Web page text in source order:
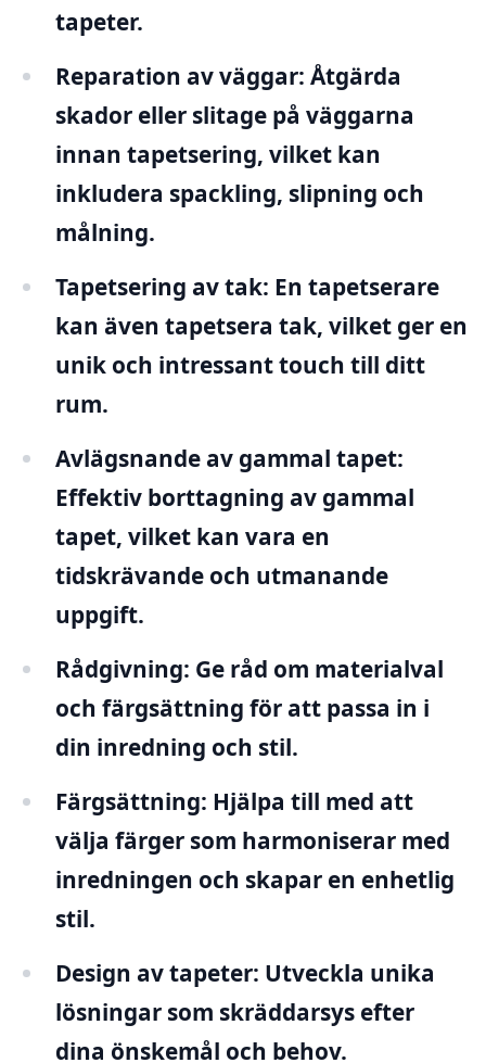
tapeter.
Reparation av väggar: Åtgärda
skador eller slitage på väggarna
innan tapetsering, vilket kan
inkludera spackling, slipning och
målning.
Tapetsering av tak: En tapetserare
kan även tapetsera tak, vilket ger en
unik och intressant touch till ditt
rum.
Avlägsnande av gammal tapet:
Effektiv borttagning av gammal
tapet, vilket kan vara en
tidskrävande och utmanande
uppgift.
Rådgivning: Ge råd om materialval
och färgsättning för att passa in i
din inredning och stil.
Färgsättning: Hjälpa till med att
välja färger som harmoniserar med
inredningen och skapar en enhetlig
stil.
Design av tapeter: Utveckla unika
lösningar som skräddarsys efter
dina önskemål och behov.